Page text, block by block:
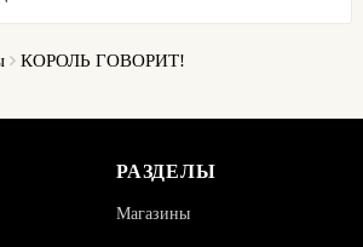
КОРОЛЬ ГОВОРИТ!
РАЗДЕЛЫ
Магазины